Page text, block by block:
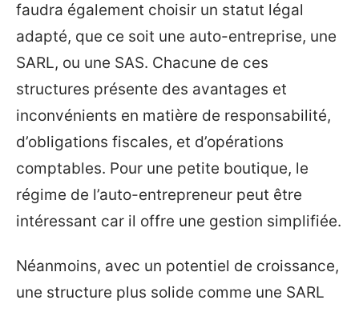
faudra également choisir un statut légal
adapté, que ce soit une auto-entreprise, une
SARL, ou une SAS. Chacune de ces
structures présente des avantages et
inconvénients en matière de responsabilité,
d’obligations fiscales, et d’opérations
comptables. Pour une petite boutique, le
régime de l’auto-entrepreneur peut être
intéressant car il offre une gestion simplifiée.
Néanmoins, avec un potentiel de croissance,
une structure plus solide comme une SARL